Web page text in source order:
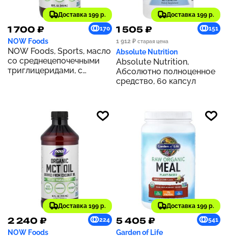
Доставка 199 р.
1 700 ₽ 170
NOW Foods
NOW Foods, Sports, масло
со среднецепочечными
триглицеридами, с
Доставка 199 р.
1 505 ₽
151
1 912 ₽ старая цена
Absolute Nutrition
Absolute Nutrition,
Абсолютно полноценное
средство, 60 капсул
Доставка 199 р.
2 240 ₽ 224
NOW Foods
Доставка 199 р.
5 405 ₽ 541
Garden of Life